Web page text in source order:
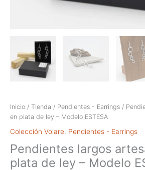
Inicio / Tienda / Pendientes - Earrings /
en plata de ley – Modelo ESTESA
Colección Volare Pendientes - Earrings
Pendientes largos
plata de ley – Modelo